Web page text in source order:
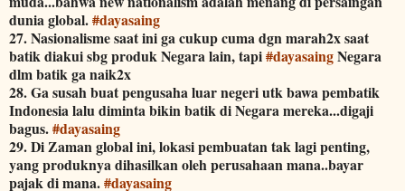
dunia global.#dayasaing
27. Nasionalisme saat ini ga cukup cuma dgn marah2x saat
batik diakui sbg produk Negara lain, tapi#dayasaingNegara
dlm batik ga naik2x
28. Ga susah buat pengusaha luar negeri utk bawa pembatik
Indonesia lalu diminta bikin batik di Negara mereka...digaji
bagus.#dayasaing
29. Di Zaman global ini, lokasi pembuatan tak lagi penting,
yang produknya dihasilkan oleh perusahaan mana..bayar
pajak di mana.#dayasaing